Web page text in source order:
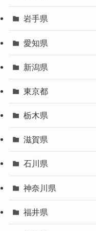
岩手県
愛知県
新潟県
東京都
栃木県
滋賀県
石川県
神奈川県
福井県